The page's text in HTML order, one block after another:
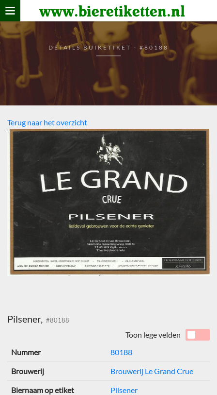
www.bieretiketten.nl
Home
verzamelen
De bierkaart
Bezoekers
DETAILS BUIKETIKET - #80188
Terug naar het overzicht
Pilsener, #80188
Toon lege velden
Nummer
80188
Brouwerij Brouwerij Le Grand Crue
Biernaam op etiket Pilsener